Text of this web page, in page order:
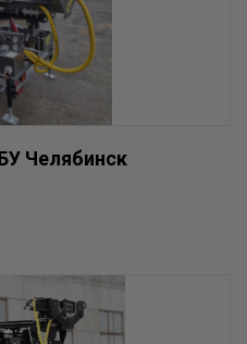
Челябинск